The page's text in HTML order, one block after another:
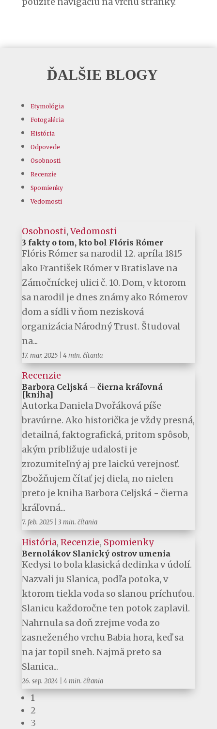
ĎALŠIE BLOGY
Etymológia
Fotogaléria
História
Odpovede
Osobnosti
Recenzie
Spomienky
Vedomosti
Osobnosti,Vedomosti
3 fakty o tom, kto bol Flóris Rómer
Flóris Rómer sa narodil 12. apríla 1815
ako František Rómer v Bratislave na
Zámočníckej ulici č. 10. Dom, v ktorom
sa narodil je dnes známy ako Rómerov
dom a sídli v ňom nezisková
organizácia Národný Trust. Študoval
na...
17. mar. 2025| 4 min. čítania
Recenzie
Barbora Celjská – čierna kráľovná
[kniha]
Autorka Daniela Dvořáková píše
bravúrne. Ako historička je vždy presná,
detailná, faktografická, pritom spôsob,
akým približuje udalosti je
zrozumiteľný aj pre laickú verejnosť.
Zbožňujem čítať jej diela, no nielen
preto je kniha Barbora Celjská - čierna
kráľovná...
7. feb. 2025| 3 min. čítania
História, Recenzie, Spomienky
Bernolákov Slanický ostrov umenia
Kedysi to bola klasická dedinka v údolí.
Nazvali ju Slanica, podľa potoka, v
ktorom tiekla voda so slanou príchuťou.
Slanicu každoročne ten potok zaplavil.
Nahrnula sa doň zrejme voda zo
zasneženého vrchu Babia hora, keď sa
na jar topil sneh. Najmä preto sa
Slanica...
26. sep. 2024| 4 min. čítania
1
2
3